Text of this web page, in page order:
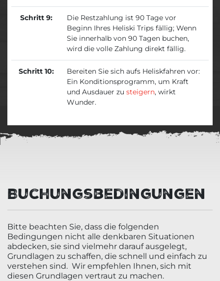
Schritt 9:
Die Restzahlung ist 90 Tage vor
Beginn Ihres Heliski Trips fällig; Wenn
Sie innerhalb von 90 Tagen buchen,
wird die volle Zahlung direkt fällig.
Schritt 10:
Bereiten Sie sich aufs Heliskfahren vor:
Ein Konditionsprogramm, um Kraft
und Ausdauer zu steigern, wirkt
Wunder.
Buchungsbedingungen
Bitte beachten Sie, dass die folgenden
Bedingungen nicht alle denkbaren Situationen
abdecken, sie sind vielmehr darauf ausgelegt,
Grundlagen zu schaffen, die schnell und einfach zu
verstehen sind. Wir empfehlen Ihnen, sich mit
diesen Grundlagen vertraut zu machen.